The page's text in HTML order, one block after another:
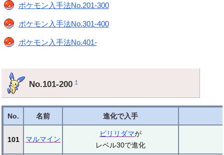
ポケモン入手法No.201-300
ポケモン入手法No.301-400
ポケモン入手法No.401-
No.101-200†
No. 名前 進化で入手
101 マルマイン
ビリリダマが
レベル30で進化